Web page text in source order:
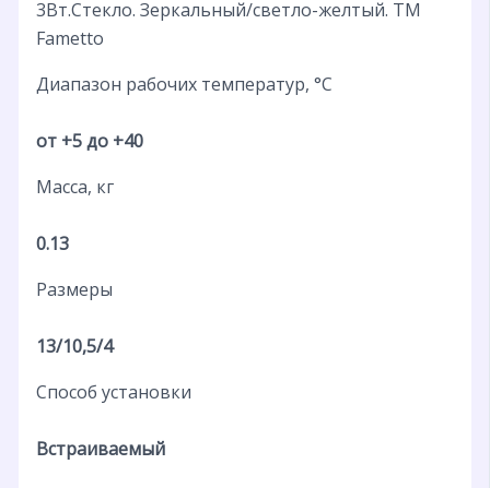
3Вт.Стекло. Зеркальный/светло-желтый. ТМ
Fametto
Диапазон рабочих температур, °С
от +5 до +40
Масса, кг
0.13
Размеры
13/10,5/4
Способ установки
Встраиваемый